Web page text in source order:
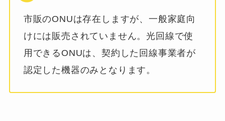
市販のONUは存在しますが、一般家庭向
けには販売されていません。光回線で使
用できるONUは、契約した回線事業者が
認定した機器のみとなります。